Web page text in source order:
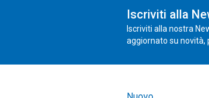
Iscriviti alla
Iscriviti alla nostra
aggiornato su novità,